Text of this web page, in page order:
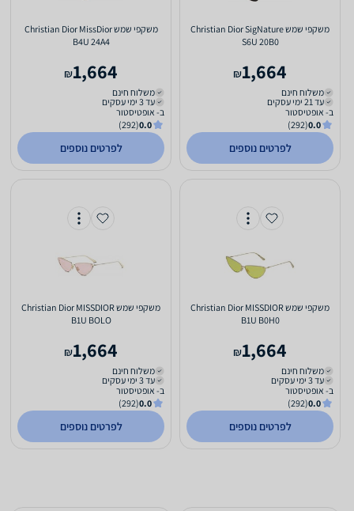
משקפי שמש Christian Dior SigNature
S6U 20B0
1,664
₪
משלוח חינם
עד 21 ימי עסקים
ב- אופטיסטור
0.0
(292)
לפרטים נוספים
משקפי שמש Christian Dior MissDior
B4U 24A4
1,664
₪
משלוח חינם
עד 3 ימי עסקים
ב- אופטיסטור
0.0
(292)
לפרטים נוספים
משקפי שמש Christian Dior MISSDIOR
B1U B0H0
1,664
₪
משלוח חינם
עד 3 ימי עסקים
ב- אופטיסטור
0.0
(292)
לפרטים נוספים
משקפי שמש Christian Dior MISSDIOR
B1U BOLO
1,664
₪
משלוח חינם
עד 3 ימי עסקים
ב- אופטיסטור
0.0
(292)
לפרטים נוספים